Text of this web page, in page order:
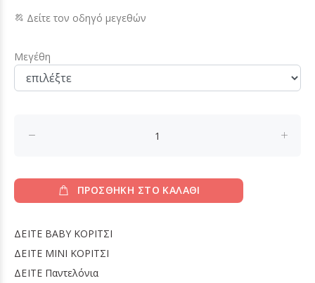
Δείτε τον οδηγό μεγεθών
Μεγέθη
ΠΡΟΣΘΗΚΗ ΣΤΟ ΚΑΛΑΘΙ
ΔΕΙΤΕ BABY ΚΟΡΙΤΣΙ
ΔΕΙΤΕ MINI ΚΟΡΙΤΣΙ
ΔΕΙΤΕ Παντελόνια